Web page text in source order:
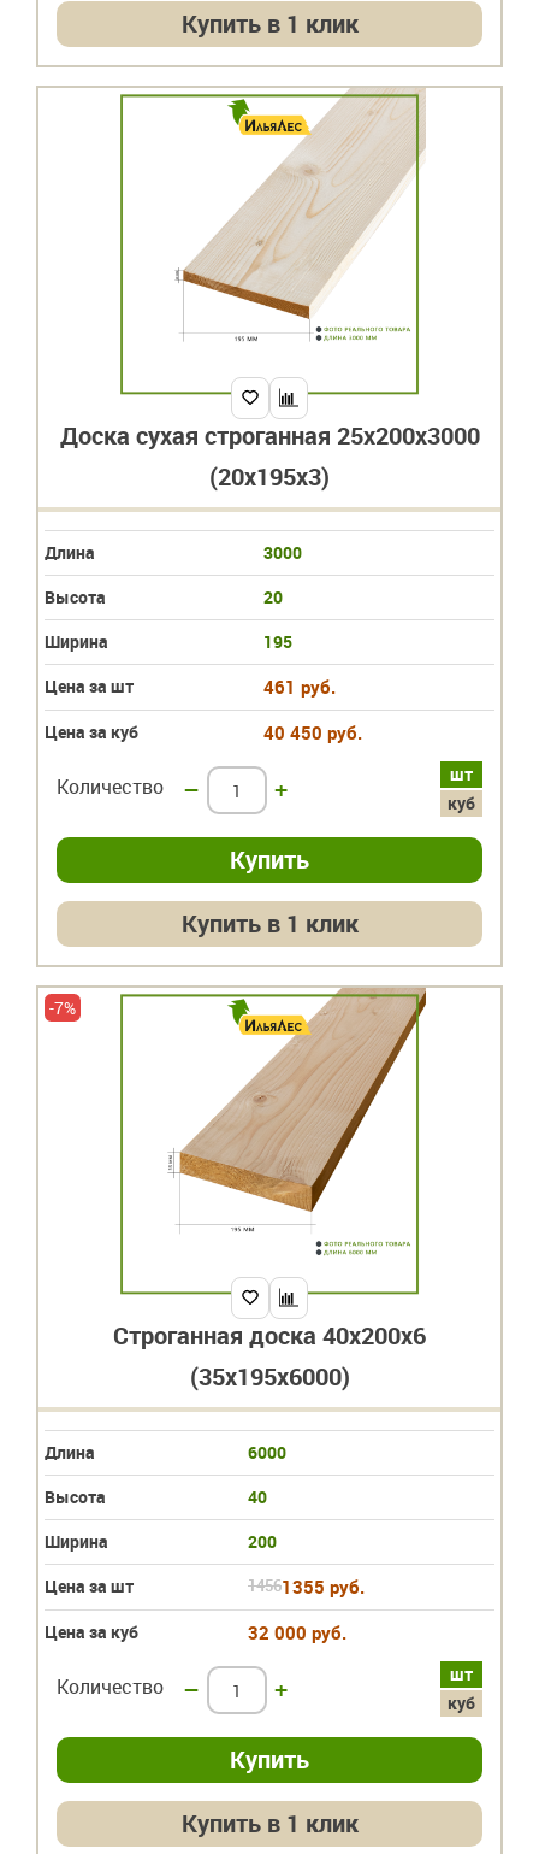
Купить в 1 клик
Доска сухая строганная 25х200х3000
(20х195х3)
Длина
3000
Высота
20
Ширина
195
Цена за шт
461 руб.
Цена за куб 40 450 руб.
шт
куб
Количество – +
Купить в 1 клик
-7%
Строганная доска 40х200х6
(35х195х6000)
Длина
6000
Высота
40
Ширина
200
Цена за шт
14561355 руб.
Цена за куб 32 000 руб.
шт
куб
Количество – +
Купить в 1 клик